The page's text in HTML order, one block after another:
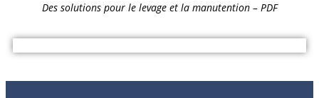
Des solutions pour le levage et la manutention – PDF